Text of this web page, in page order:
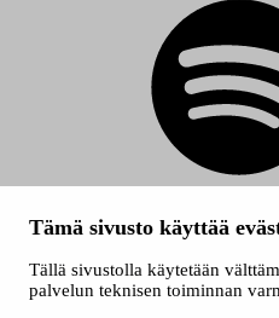
Tämä sivusto käyttää
Tällä sivustolla käytetään
palvelun teknisen toiminnan
Kaikki oikeudet muutoksiin
Saavutettavuusseloste
Tietosuojaselosteet